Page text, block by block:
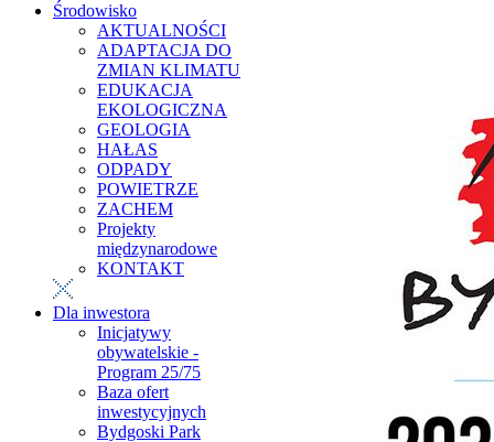
Środowisko
AKTUALNOŚCI
ADAPTACJA DO
ZMIAN KLIMATU
EDUKACJA
EKOLOGICZNA
GEOLOGIA
HAŁAS
ODPADY
POWIETRZE
ZACHEM
Projekty
międzynarodowe
KONTAKT
Dla inwestora
Inicjatywy
obywatelskie -
Program 25/75
Baza ofert
inwestycyjnych
Bydgoski Park